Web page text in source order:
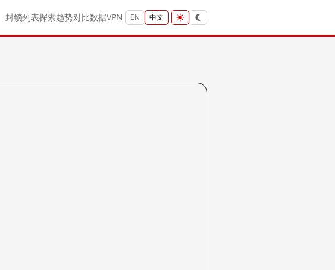
封锁列表探索趋势对比数据VPN EN 中文